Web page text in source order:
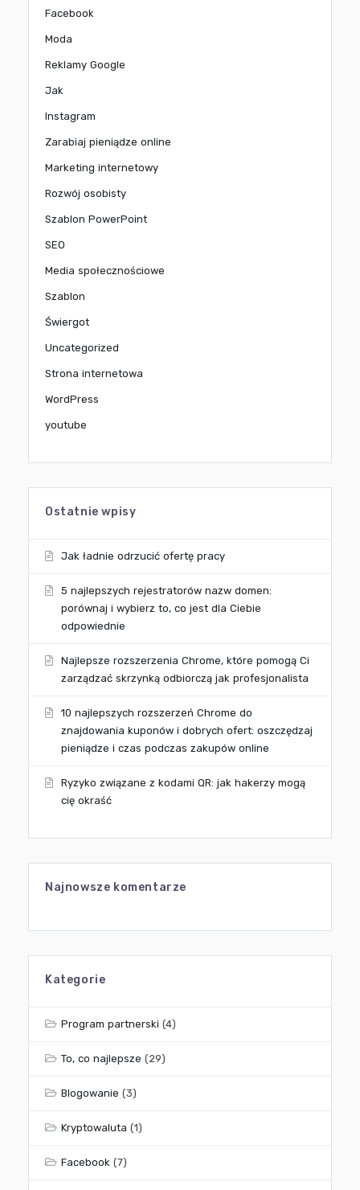
Facebook
Moda
Reklamy Google
Jak
Instagram
Zarabiaj pieniądze online
Marketing internetowy
Rozwój osobisty
Szablon PowerPoint
SEO
Media społecznościowe
Szablon
Świergot
Uncategorized
Strona internetowa
WordPress
youtube
Ostatnie wpisy
Jak ładnie odrzucić ofertę pracy
5 najlepszych rejestratorów nazw domen:
porównaj i wybierz to, co jest dla Ciebie
odpowiednie
Najlepsze rozszerzenia Chrome, które pomogą Ci
zarządzać skrzynką odbiorczą jak profesjonalista
10 najlepszych rozszerzeń Chrome do
znajdowania kuponów i dobrych ofert: oszczędzaj
pieniądze i czas podczas zakupów online
Ryzyko związane z kodami QR: jak hakerzy mogą
cię okraść
Najnowsze komentarze
Kategorie
Program partnerski (4)
To, co najlepsze (29)
Blogowanie (3)
Kryptowaluta (1)
Facebook (7)